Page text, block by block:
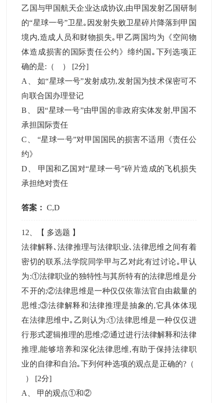
乙国与甲国航天企业达成协议,由甲国发射乙国研制
的“星球一号”卫星｡因发射失败卫星碎片降落到甲国
境内,造成人员和财物损失｡甲乙两国均为《空间物
体造成损害的国际责任公约》缔约国｡下列选项正
确的是:（ ） [2分]
A
、如“星球一号”发射成功,发射国为技术保密可不
向联合国办理登记
B
因“星球一号”由甲国的非政府实体发射,甲国不
承担国际责任
C
“星球一号”对甲国国民的损害不适用《责任公
约》
D
甲国和乙国对“星球一号”碎片造成的飞机损失
承担绝对责任
答案： C,D
12 、【 多选题 】
法律解释､法律推理与法律职业､法律思维之间有着
密切的联系,法学院同学甲与乙对此有过讨论｡甲认
为:①法律职业的独特性与其所特有的法律思维是分
不开的;②法律思维是一种仅仅依靠法官自由裁量的
思维;③法律解释和法律推理是抽象的,它具体体现
在法律思维中｡乙则认为:①法律思维是一种仅仅进
行形式逻辑推理的思维;②通过进行法律解释和法律
推理,能够培养和深化法律思维,有助于保持法律职
业的自律和自治｡下列何种选项的观点是正确的?（
） [2分]
A
甲的观点①和②